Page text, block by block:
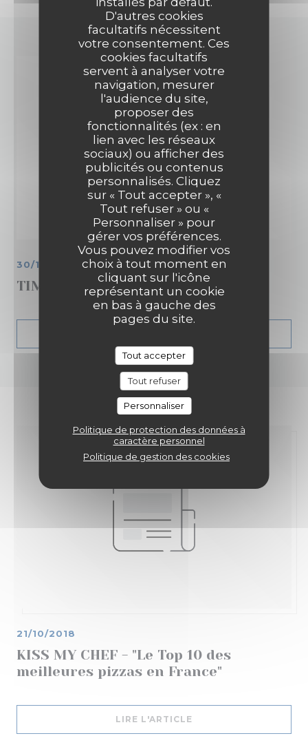
D'autres cookies
facultatifs nécessitent
votre consentement. Ces
cookies facultatifs
servent à analyser votre
navigation, mesurer
l'audience du site,
proposer des
fonctionnalités (ex : en
lien avec les réseaux
sociaux) ou afficher des
publicités ou contenus
personnalisés. Cliquez
sur « Tout accepter », «
Tout refuser » ou «
Personnaliser » pour
gérer vos préférences.
Vous pouvez modifier vos
choix à tout moment en
cliquant sur l'icône
représentant un cookie
en bas à gauche des
pages du site.
Tout accepter
Tout refuser
Personnaliser
Politique de protection des données à
caractère personnel
Politique de gestion des cookies
TIME OUT
30/11/2018
KISS MY CHEF - "Le Top 10 des
meilleures pizzas en France"
21/10/2018
LIRE L'ARTICLE